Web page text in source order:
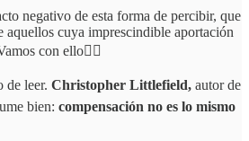
negativo de esta forma de percibir, que
aquellos cuya imprescindible aportación
con ello👇🏻
de leer. Christopher Littlefield, autor de
bien: compensación no es lo mismo